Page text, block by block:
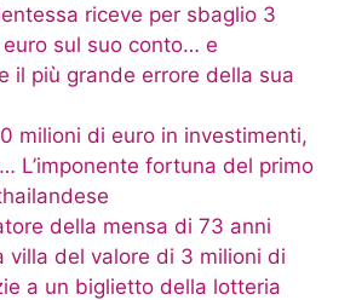
riceve per sbaglio 3
sul suo conto… e
il più grande errore della sua
milioni di euro in investimenti,
L’imponente fortuna del primo
della mensa di 73 anni
villa del valore di 3 milioni di
a un biglietto della lotteria